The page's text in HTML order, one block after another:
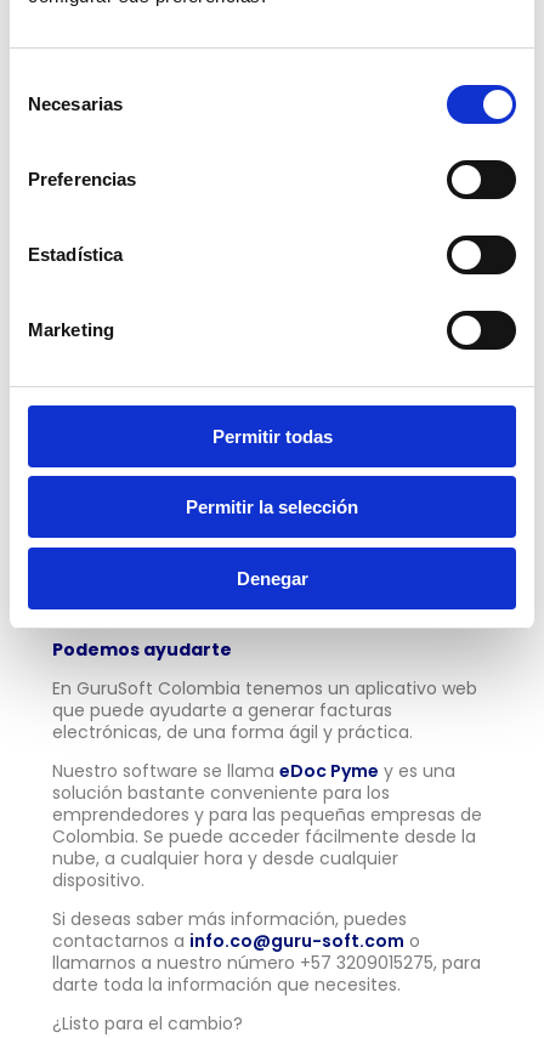
Necesarias
Preferencias
Estadística
Marketing
Permitir todas
Permitir la selección
Denegar
las siguientes fechas:
Para los tiquetes de máquina registradora con
Grupo 1
renta que no tengan la calidad de grandes
contribuyentes, 1 de marzo de 2024.
relacionadas con diversas temáticas, tales como
facturación electrónica, las entidades obligadas a
emitir facturas y sus respectivos criterios.
A su vez, da la aprobación de la secuencia
numérica de la factura de venta, los documentos
a sujetos no requeridos a emitir facturas de venta
Si quieres saber más sobre la
para la Facturación Electrónica en el país, ingresa
aquí.
Podemos ayudarte
En GuruSoft Colombia tenemos un aplicativo web
que puede ayudarte a generar facturas
electrónicas, de una forma ágil y práctica.
Nuestro software se llama eDoc Pyme y es una
solución bastante conveniente para los
emprendedores y para las pequeñas empresas de
Colombia. Se puede acceder fácilmente desde la
nube, a cualquier hora y desde cualquier
dispositivo.
Si deseas saber más información, puedes
contactarnos a info.co@guru-soft.com o
llamarnos a nuestro número +57 3209015275, para
darte toda la información que necesites.
¿Listo para el cambio?